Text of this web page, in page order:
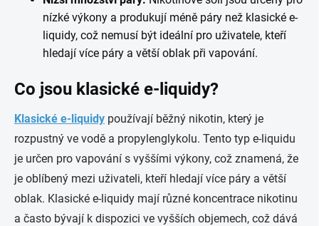
nízké výkony a produkují méně páry než klasické e-
liquidy, což nemusí být ideální pro uživatele, kteří
hledají více páry a větší oblak při vapování.
Co jsou klasické e-liquidy?
Klasické e-liquidy používají běžný nikotin, který je
rozpustný ve vodě a propylenglykolu. Tento typ e-liquidu
je určen pro vapování s vyššími výkony, což znamená, že
je oblíbený mezi uživateli, kteří hledají více páry a větší
oblak. Klasické e-liquidy mají různé koncentrace nikotinu
a často bývají k dispozici ve vyšších objemech, což dává